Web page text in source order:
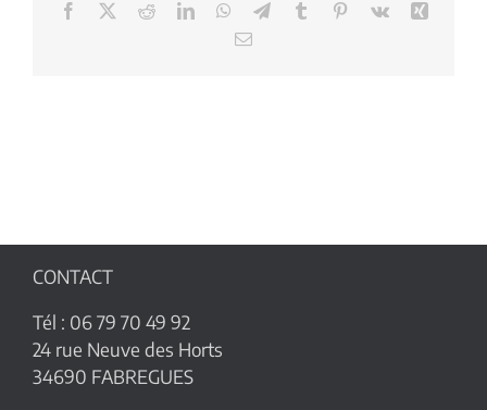
Facebook RedditLinkedInWhatsApp
TelegramTumblr Pinterest
Vk
Email
CONTACT
Tél : 06 79 70 49 92
24 rue Neuve des Horts
34690 FABREGUES